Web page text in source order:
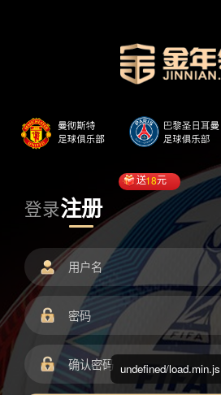
登录注册
送18元
undefined/